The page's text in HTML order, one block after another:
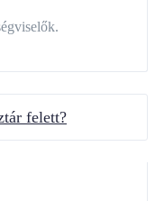
felett?